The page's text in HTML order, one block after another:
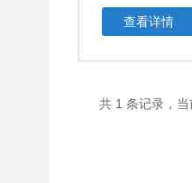
查看详情
共 1 条记录，